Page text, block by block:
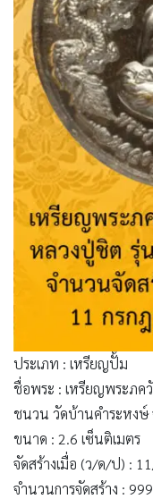
ประเภท : เหรียญปั้ม
ชื่อพระ : เหรียญพระภค
ชนวน วัดบ้านคำระหงษ์
ขนาด : 2.6 เซ็นติเมตร
จัดสร้างเมื่อ (ว/ด/ป) :
จำนวนการจัดสร้าง :